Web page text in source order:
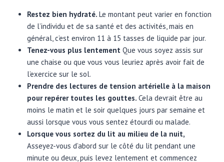
Restez bien hydraté. Le montant peut varier en fonction
de l’individu et de sa santé et des activités, mais en
général, c’est environ 11 à 15 tasses de liquide par jour.
Tenez-vous plus lentement Que vous soyez assis sur
une chaise ou que vous vous leuriez après avoir fait de
l’exercice sur le sol.
Prendre des lectures de tension artérielle à la maison
pour repérer toutes les gouttes. Cela devrait être au
moins le matin et le soir quelques jours par semaine et
aussi lorsque vous vous sentez étourdi ou malade.
Lorsque vous sortez du lit au milieu de la nuit,
Asseyez-vous d’abord sur le côté du lit pendant une
minute ou deux, puis levez lentement et commencez